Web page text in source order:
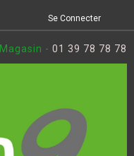
Se Connecter
Magasin - 01 39 78 78 78